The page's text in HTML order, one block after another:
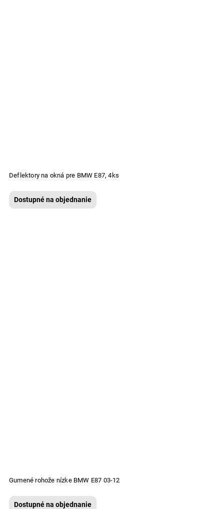
Deflektory na okná pre BMW E87, 4ks
Dostupné na objednanie
Gumené rohože nízke BMW E87 03-12
Dostupné na objednanie